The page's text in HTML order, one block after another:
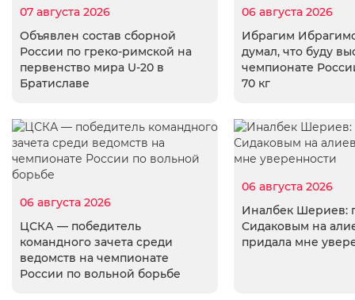
07 августа 2026
Объявлен состав сборной
России по греко-римской на
первенство мира U-20 в
Братиславе
06 августа 2026
Ибрагим
думал, что буду
чемпионате
70 кг
06 августа 2026
ЦСКА — победитель
командного зачета среди
ведомств на чемпионате
России по вольной борьбе
06 августа 2026
Иналбек Шериев:
Сидаковым на
придала мне